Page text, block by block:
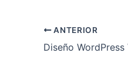
Navegación
de
ANTERIOR